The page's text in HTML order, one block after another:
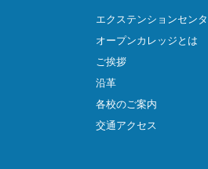
エクステンションセン
オープンカレッジとは
ご挨拶
沿革
各校のご案内
交通アクセス